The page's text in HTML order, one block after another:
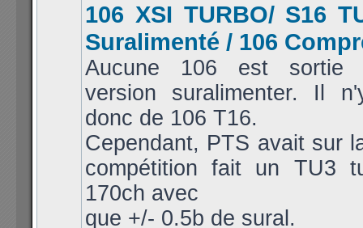
106 XSI TURBO/ S16
Suralimenté / 106
Aucune 106 est sortie
version suralimenter. Il
donc de 106 T16.
Cependant, PTS avait sur
compétition fait un TU3
170ch avec
que +/- 0.5b de sural.